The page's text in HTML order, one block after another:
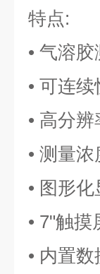
特点:
• 气溶
• 可连
• 高分
• 测量
• 图形
• 7"触
• 内置